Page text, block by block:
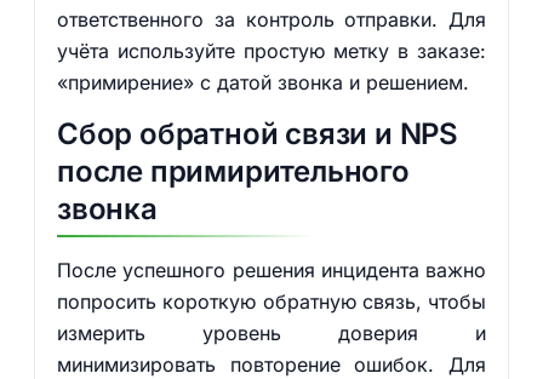
ответственного за контроль отправки. Для
учёта используйте простую метку в заказе:
«примирение» с датой звонка и решением.
Сбор обратной связи и NPS
после примирительного
звонка
После успешного решения инцидента важно
попросить короткую обратную связь, чтобы
измерить уровень доверия и
минимизировать повторение ошибок. Для